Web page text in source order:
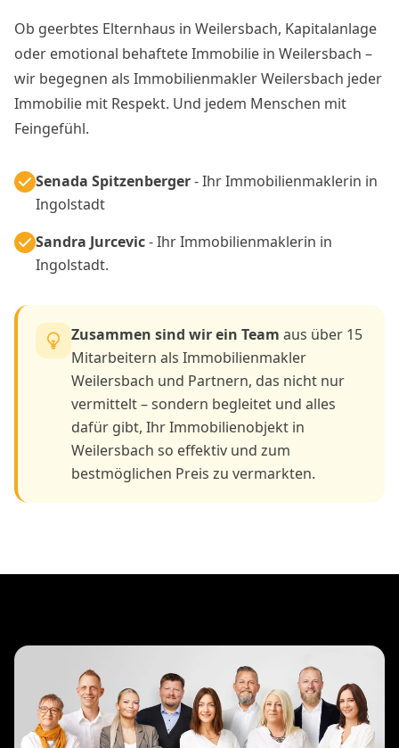
Ob geerbtes Elternhaus in Weilersbach, Kapitalanlage
oder emotional behaftete Immobilie in Weilersbach –
wir begegnen als Immobilienmakler Weilersbach jeder
Immobilie mit Respekt. Und jedem Menschen mit
Feingefühl.
Senada Spitzenberger- Ihr Immobilienmaklerin in
Ingolstadt
Sandra Jurcevic- Ihr Immobilienmaklerin in
Ingolstadt.
Zusammen sind wir ein Team aus über 15
Mitarbeitern als Immobilienmakler
Weilersbach und Partnern, das nicht nur
vermittelt – sondern begleitet und alles
dafür gibt, Ihr Immobilienobjekt in
Weilersbach so effektiv und zum
bestmöglichen Preis zu vermarkten.